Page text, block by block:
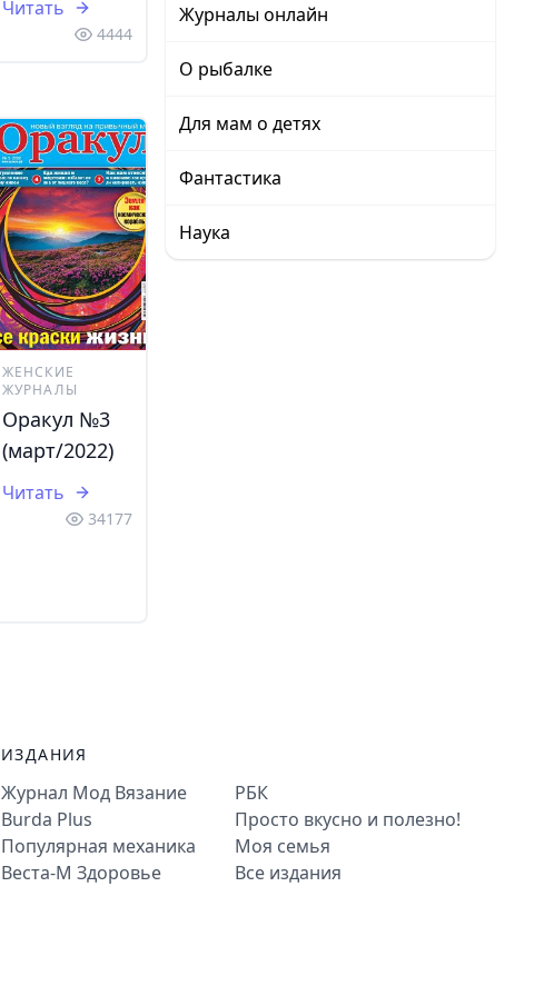
Читать
4444
ЖЕНСКИЕ
ЖУРНАЛЫ
Оракул №3
(март/2022)
Читать
34177
Журналы онлайн
О рыбалке
Для мам о детях
Фантастика
Наука
ИЗДАНИЯ
Журнал Мод Вязание
Burda Plus
Популярная механика
Веста-М Здоровье
РБК
Просто вкусно и полезно!
Моя семья
Все издания